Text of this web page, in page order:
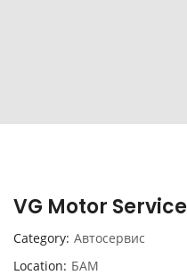
VG Motor Service
Category Автосервис
Location БАМ